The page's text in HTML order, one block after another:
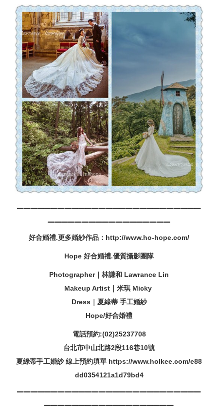
好合婚禮.更多婚紗作品：http://www.ho-hope.com/
Hope 好合婚禮.優質攝影團隊
Photographer｜林謙和 Lawrance Lin
Makeup Artist｜米琪 Micky
Dress｜夏綠蒂 手工婚紗
Hope/好合婚禮
電話預約:(02)25237708
台北市中山北路2段116巷10號
夏綠蒂手工婚紗 線上預約填單 https://www.holkee.com/e88
dd0354121a1d79bd4